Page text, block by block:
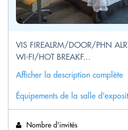
VIS FIREALRM/DOOR/PHN
WI-FI/HOT BREAKF...
Afficher la description complète
Équipements de la salle
Nombre d'invités